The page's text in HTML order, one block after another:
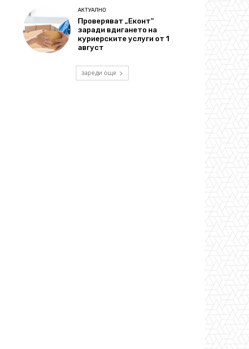
АКТУАЛНО
Проверяват „Еконт“
заради вдигането на
куриерските услуги от 1
август
зареди още